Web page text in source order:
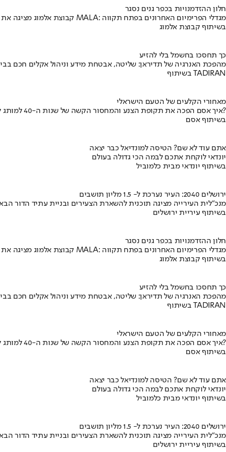
חלון ההזדמנויות בכפר גנים נסגר
קבוצת אלמוג מציגה את פרויקט MALA: מגדלי הפרימיום האחרונים בפתח תקווה
בשיתוף קבוצת אלמוג
כך תחסכו בחשמל בלי להזיע
מהפכת האנרגיה של תדיראן: שליטה, אבטחת מידע וניהול אקלים חכם
בשיתוף TADIRAN
מאחורי הקלעים של הטעם הישראלי
איך אסם הפכה את תקופת הצנע והמחסור הקשה של שנות ה-40 למותג לאומי?
בשיתוף אסם
אתם עוד לא שם? הטיסה למונדיאל כבר יצאה
יונדאי לוקחת אתכם לבמה הכי גדולה בעולם
בשיתוף יונדאי מבית כלמוביל
ירושלים 2040: העיר נערכת ל- 1.5 מליון תושבים
מנכ"לית העירייה מציגה תוכנית להשארת הצעירים ובניית עתיד הדור
בשיתוף עיריית ירושלים
חלון ההזדמנויות בכפר גנים נסגר
קבוצת אלמוג מציגה את פרויקט MALA: מגדלי הפרימיום האחרונים בפתח תקווה
בשיתוף קבוצת אלמוג
כך תחסכו בחשמל בלי להזיע
מהפכת האנרגיה של תדיראן: שליטה, אבטחת מידע וניהול אקלים חכם
בשיתוף TADIRAN
מאחורי הקלעים של הטעם הישראלי
איך אסם הפכה את תקופת הצנע והמחסור הקשה של שנות ה-40 למותג לאומי?
בשיתוף אסם
אתם עוד לא שם? הטיסה למונדיאל כבר יצאה
יונדאי לוקחת אתכם לבמה הכי גדולה בעולם
בשיתוף יונדאי מבית כלמוביל
ירושלים 2040: העיר נערכת ל- 1.5 מליון תושבים
מנכ"לית העירייה מציגה תוכנית להשארת הצעירים ובניית עתיד הדור
בשיתוף עיריית ירושלים